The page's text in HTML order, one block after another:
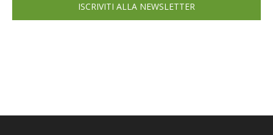
ISCRIVITI ALLA NEWSLETTER